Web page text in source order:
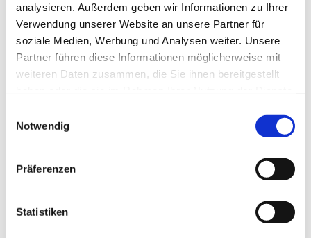
analysieren. Außerdem geben wir Informationen zu Ihrer
Verwendung unserer Website an unsere Partner für
soziale Medien, Werbung und Analysen weiter. Unsere
Partner führen diese Informationen möglicherweise mit
weiteren Daten zusammen, die Sie ihnen bereitgestellt
Notwendig
Präferenzen
Statistiken